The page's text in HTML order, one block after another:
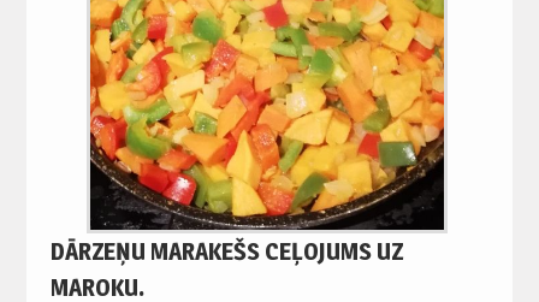
DĀRZEŅU MARAKEŠS CEĻOJUMS UZ
MAROKU.